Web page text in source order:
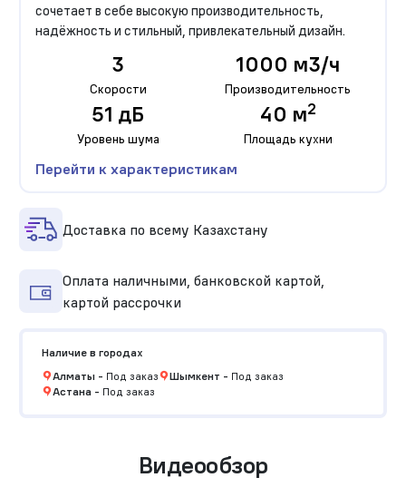
сочетает в себе высокую производительность,
надёжность и стильный, привлекательный дизайн.
3
Скорости
1000 м3/ч
Производительность
51 дБ
Уровень шума
40 м2
Площадь кухни
Перейти к характеристикам
Доставка по всему Казахстану
Оплата наличными, банковской картой,
картой рассрочки
Наличие в городах
Алматы- Под заказ Шымкент - Под заказ
Астана- Под заказ
Видеообзор